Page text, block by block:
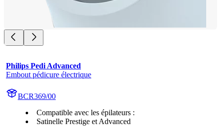
Philips Pedi Advanced
Embout pédicure électrique
BCR369/00
Compatible avec les épilateurs :
Satinelle Prestige et Advanced